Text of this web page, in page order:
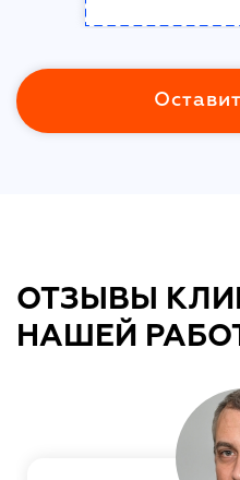
ОТЗЫВЫ
НАШЕЙ